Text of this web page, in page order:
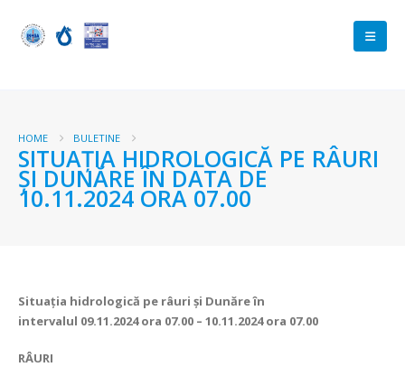
HOME BULETINE
SITUAȚIA HIDROLOGICĂ PE RÂURI
ȘI DUNĂRE ÎN DATA DE
10.11.2024 ORA 07.00
Situația hidrologică pe râuri și Dunăre în
intervalul 09.11.2024 ora 07.00 – 10.11.2024 ora 07.00
RÂURI